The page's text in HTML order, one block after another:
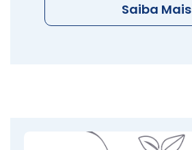
Saiba Mais